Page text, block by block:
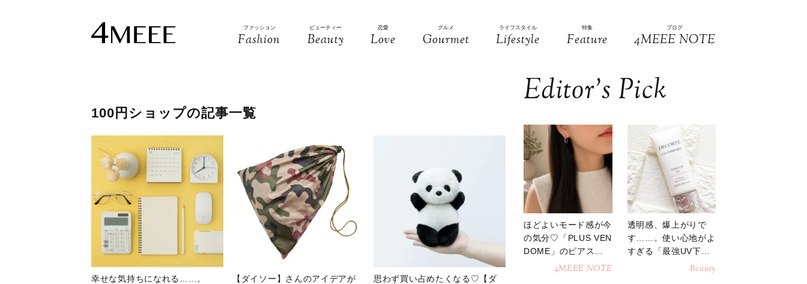
ファッション
Fashion
ビューティー
Beauty
恋愛
Love
グルメ
Gourmet
ライフスタイル
Lifestyle
特集
Feature
ブログ
4MEEE NOTE
100円ショップの記事一覧
幸せな気持ちになれる……。
【ダイソー】さんのアイデアが
思わず買い占めたくなる♡【ダ
Editor’s Pick
ほどよいモード感が今
の気分♡「PLUS VEN
DOME」のピアスが
4MEEE NOTE
透明感、爆上がりで
す……。使い心地がよ
すぎる「最強UV下
Beauty